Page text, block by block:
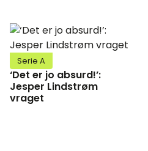
Serie A
‘Det er jo absurd!’:
Jesper Lindstrøm
vraget